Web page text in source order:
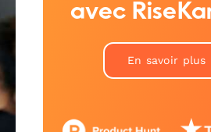
avec
En savoir plus